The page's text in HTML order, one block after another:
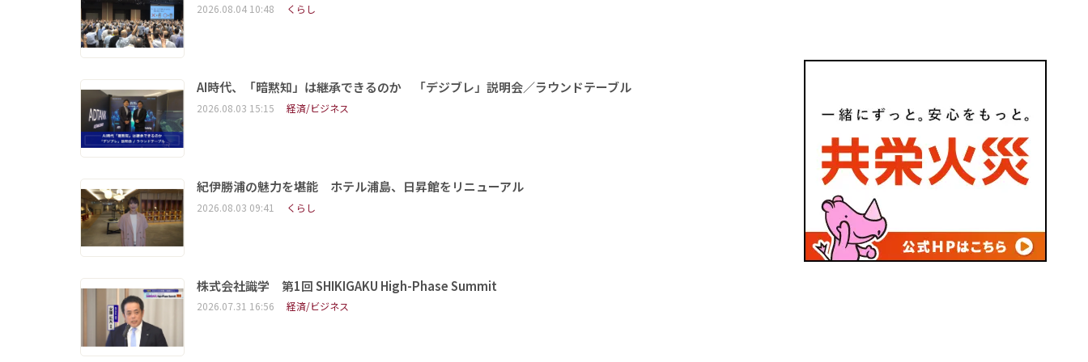
2026.08.04 10:48 くらし
AI時代、「暗黙知」は継承できるのか 「デジブレ」説明会／ラウンドテーブル
2026.08.03 15:15 経済/ビジネス
紀伊勝浦の魅力を堪能 ホテル浦島、日昇館をリニューアル
2026.08.03 09:41 くらし
株式会社識学 第1回 SHIKIGAKU High-Phase Summit
2026.07.31 16:56 経済/ビジネス